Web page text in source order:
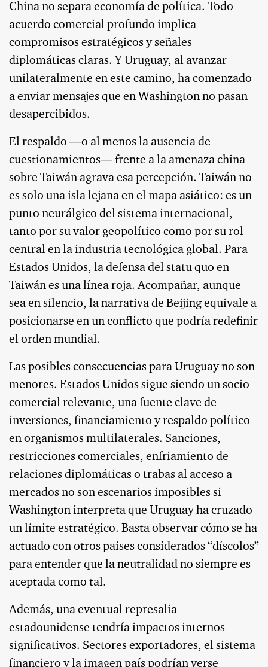
China no separa economía de política. Todo
acuerdo comercial profundo implica
compromisos estratégicos y señales
diplomáticas claras. Y Uruguay, al avanzar
unilateralmente en este camino, ha comenzado
a enviar mensajes que en Washington no pasan
desapercibidos.
El respaldo —o al menos la ausencia de
cuestionamientos— frente a la amenaza china
sobre Taiwán agrava esa percepción. Taiwán no
es solo una isla lejana en el mapa asiático: es un
punto neurálgico del sistema internacional,
tanto por su valor geopolítico como por su rol
central en la industria tecnológica global. Para
Estados Unidos, la defensa del statu quo en
Taiwán es una línea roja. Acompañar, aunque
sea en silencio, la narrativa de Beijing equivale a
posicionarse en un conflicto que podría redefinir
el orden mundial.
Las posibles consecuencias para Uruguay no son
menores. Estados Unidos sigue siendo un socio
comercial relevante, una fuente clave de
inversiones, financiamiento y respaldo político
en organismos multilaterales. Sanciones,
restricciones comerciales, enfriamiento de
relaciones diplomáticas o trabas al acceso a
mercados no son escenarios imposibles si
Washington interpreta que Uruguay ha cruzado
un límite estratégico. Basta observar cómo se ha
actuado con otros países considerados “díscolos”
para entender que la neutralidad no siempre es
aceptada como tal.
Además, una eventual represalia
estadounidense tendría impactos internos
significativos. Sectores exportadores, el sistema
financiero y la imagen país podrían verse